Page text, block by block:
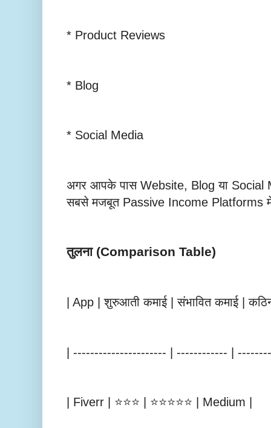
* Product Reviews
* Blog
* Social Media
अगर आपके पास Website, Blog या Social
सबसे मजबूत Passive Income Platforms
तुलना (Comparison Table)
| App | शुरुआती कमाई | संभावित कमाई |
| ---------------------- | ------------ |
| Fiverr | ⭐⭐⭐ | ⭐⭐⭐⭐⭐ | Medium |